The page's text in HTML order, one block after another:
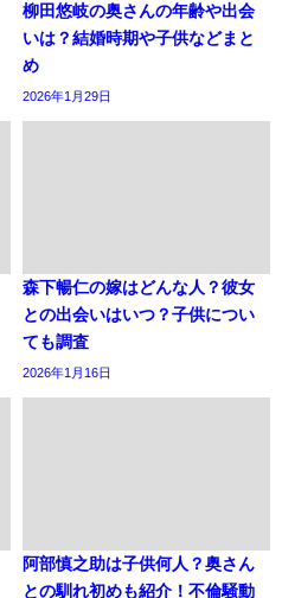
柳田悠岐の奥さんの年齢や出会
いは？結婚時期や子供などまと
め
2026年1月29日
森下暢仁の嫁はどんな人？彼女
との出会いはいつ？子供につい
ても調査
2026年1月16日
阿部慎之助は子供何人？奥さん
との馴れ初めも紹介！不倫騒動